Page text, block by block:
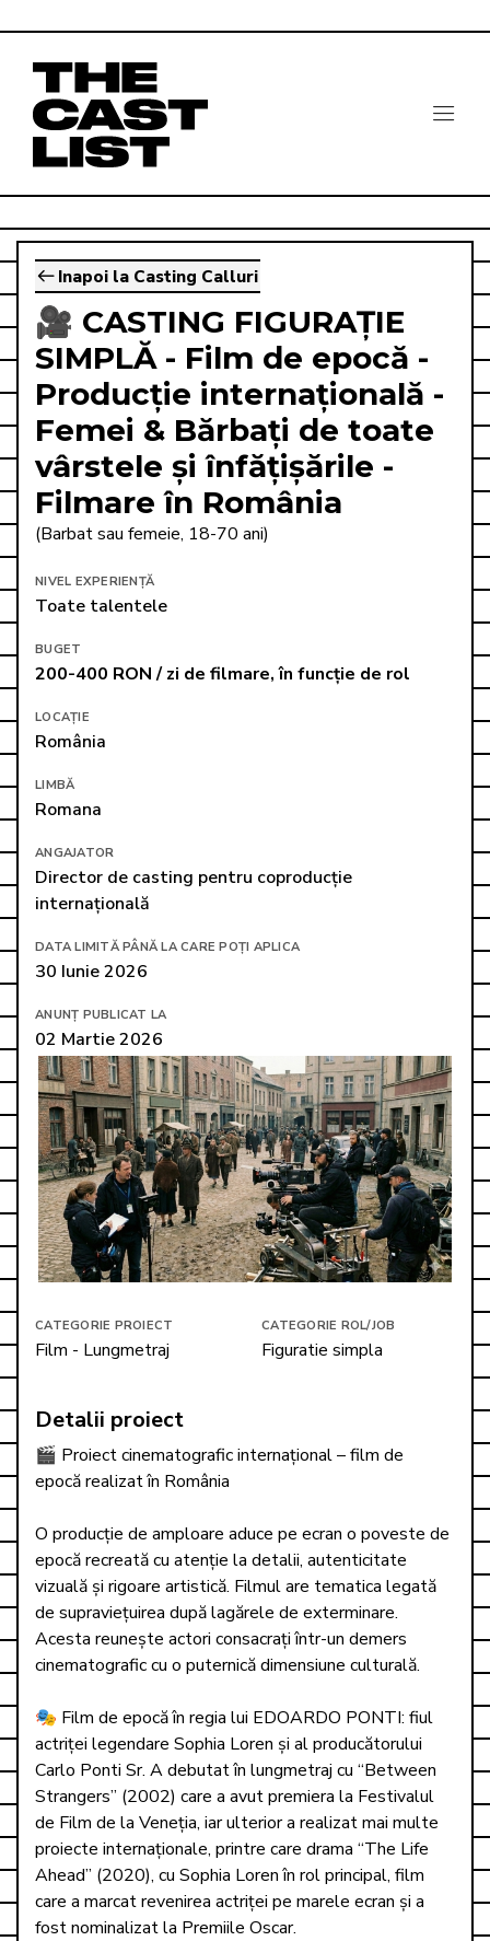
Inapoi la Casting Calluri
🎥 CASTING FIGURAȚIE
SIMPLĂ - Film de epocă -
Producție internațională -
Femei & Bărbați de toate
vârstele și înfățișările -
Filmare în România
(Barbat sau femeie, 18-70 ani)
NIVEL EXPERIENȚĂ
Toate talentele
BUGET
200-400 RON / zi de filmare, în funcție de rol
LOCAȚIE
România
LIMBĂ
Romana
ANGAJATOR
Director de casting pentru coproducție
internațională
DATA LIMITĂ PÂNĂ LA CARE POȚI APLICA
30 Iunie 2026
ANUNȚ PUBLICAT LA
02 Martie 2026
CATEGORIE PROIECT
Film - Lungmetraj
CATEGORIE ROL/JOB
Figuratie simpla
Detalii proiect
🎬 Proiect cinematografic internațional – film de
epocă realizat în România
O producție de amploare aduce pe ecran o poveste de
epocă recreată cu atenție la detalii, autenticitate
vizuală și rigoare artistică. Filmul are tematica legată
de supraviețuirea după lagărele de exterminare.
Acesta reunește actori consacrați într-un demers
cinematografic cu o puternică dimensiune culturală.
🎭 Film de epocă în regia lui EDOARDO PONTI: fiul
actriței legendare Sophia Loren și al producătorului
Carlo Ponti Sr. A debutat în lungmetraj cu “Between
Strangers” (2002) care a avut premiera la Festivalul
de Film de la Veneția, iar ulterior a realizat mai multe
proiecte internaționale, printre care drama “The Life
Ahead” (2020), cu Sophia Loren în rol principal, film
care a marcat revenirea actriței pe marele ecran și a
fost nominalizat la Premiile Oscar.